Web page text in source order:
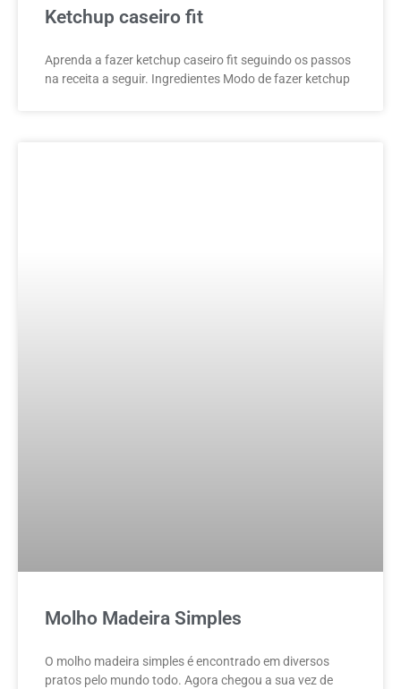
Ketchup caseiro fit
Aprenda a fazer ketchup caseiro fit seguindo os passos
na receita a seguir. Ingredientes Modo de fazer ketchup
Molho Madeira Simples
O molho madeira simples é encontrado em diversos
pratos pelo mundo todo. Agora chegou a sua vez de